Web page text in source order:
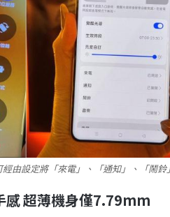
由設定將「來電」、「通知」、「鬧
感超薄機身僅7.79mm